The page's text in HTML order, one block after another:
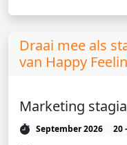
Draai mee als
van Happy
Marketing
September 2026 20